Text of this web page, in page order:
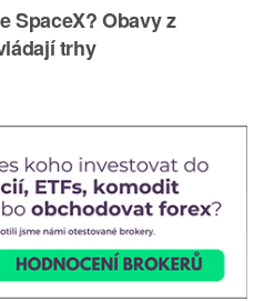
SpaceX? Obavy z
trhy